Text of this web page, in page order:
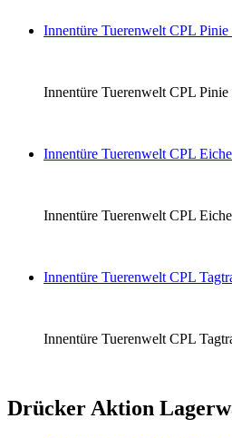
Innentüre Tuerenwelt CPL Pinie
Innentüre Tuerenwelt CPL
Innentüre Tuerenwelt CPL
Innentüre Tuerenwelt CPL
Innentüre Tuerenwelt CPL
Innentüre Tuerenwelt CPL
Drücker Aktion